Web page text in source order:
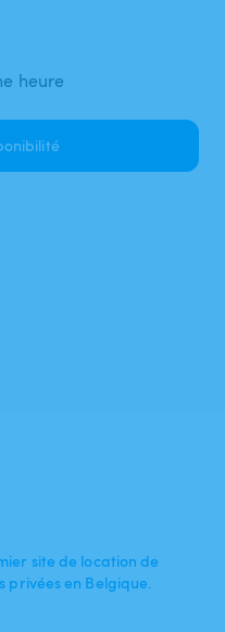
heure
site de location de
privées en Belgique.